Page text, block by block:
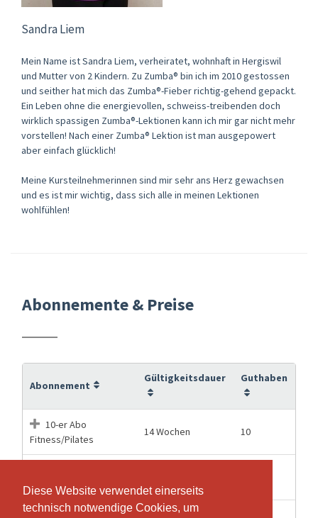
Diese Website verwendet einerseits
technisch notwendige Cookies, um
Diese Website verwendet einerseits
technisch notwendige Cookies, um
Sandra Liem
Mein Name ist Sandra Liem, verheiratet, wohnhaft in Hergiswil
und Mutter von 2 Kindern. Zu Zumba® bin ich im 2010 gestossen
und seither hat mich das Zumba®-Fieber richtig-gehend gepackt.
Ein Leben ohne die energievollen, schweiss-treibenden doch
wirklich spassigen Zumba®-Lektionen kann ich mir gar nicht mehr
vorstellen! Nach einer Zumba® Lektion ist man ausgepowert
aber einfach glücklich!
Meine Kursteilnehmerinnen sind mir sehr ans Herz gewachsen
und es ist mir wichtig, dass sich alle in meinen Lektionen
wohlfühlen!
Abonnemente & Preise
Abonnement
Gültigkeitsdauer Guthaben
10-er Abo
Fitness/Pilates
14 Wochen 10
Fitness/Pilates
20er Abo